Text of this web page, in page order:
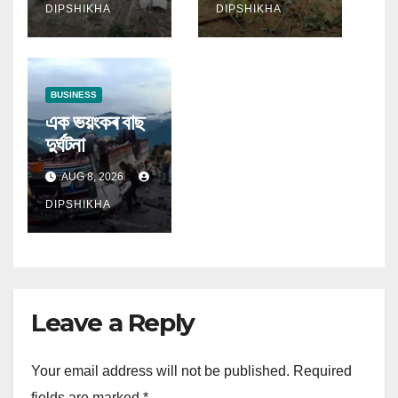
DIPSHIKHA DIPSHIKHA
BUSINESS
এক ভয়ংকৰ বাছ
দুৰ্ঘটনা
AUG 8, 2026
DIPSHIKHA
Leave a Reply
Your email address will not be published. Required